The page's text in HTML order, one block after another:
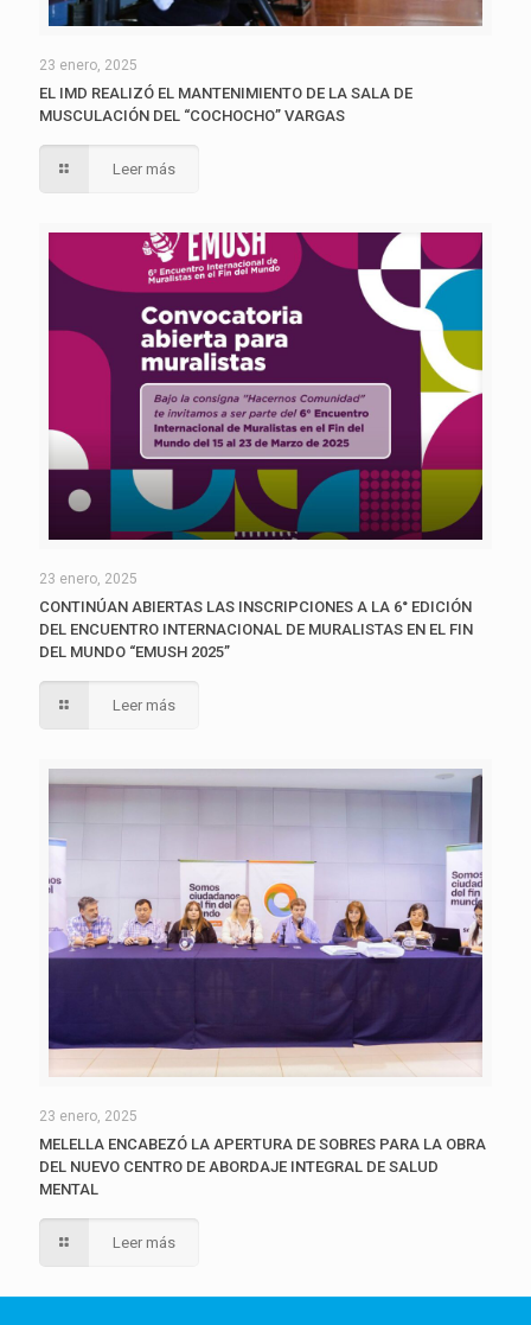
23 enero, 2025
EL IMD REALIZÓ EL MANTENIMIENTO DE LA SALA DE
MUSCULACIÓN DEL “COCHOCHO” VARGAS
Leer más
23 enero, 2025
CONTINÚAN ABIERTAS LAS INSCRIPCIONES A LA 6° EDICIÓN
DEL ENCUENTRO INTERNACIONAL DE MURALISTAS EN EL FIN
DEL MUNDO “EMUSH 2025”
Leer más
23 enero, 2025
MELELLA ENCABEZÓ LA APERTURA DE SOBRES PARA LA OBRA
DEL NUEVO CENTRO DE ABORDAJE INTEGRAL DE SALUD
MENTAL
Leer más